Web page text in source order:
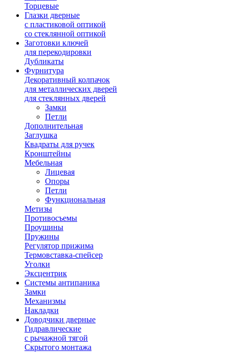
Торцевые
Глазки дверные
с пластиковой оптикой
со стеклянной оптикой
Заготовки ключей
для перекодировки
Дубликаты
Фурнитура
Декоративный колпачок
для металлических дверей
для стеклянных дверей
Замки
Петли
Дополнительная
Заглушка
Квадраты для ручек
Кронштейны
Мебельная
Лицевая
Опоры
Петли
Функциональная
Метизы
Противосъемы
Проушины
Пружины
Регулятор прижима
Термовставка-спейсер
Уголки
Эксцентрик
Системы антипаника
Замки
Механизмы
Накладки
Доводчики дверные
Гидравлические
с рычажной тягой
Скрытого монтажа